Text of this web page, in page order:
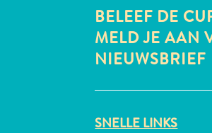
BELEEF DE
MELD JE AAN
NIEUWSBRIEF
SNELLE LINKS